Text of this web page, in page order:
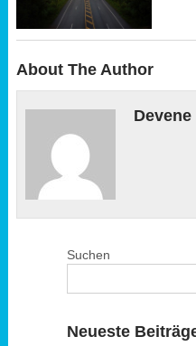
About The Author
Devene
Suchen
Neueste